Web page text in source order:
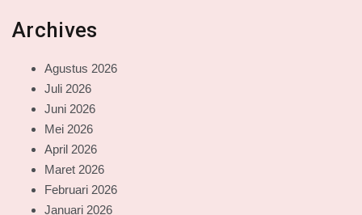
Archives
Agustus 2026
Juli 2026
Juni 2026
Mei 2026
April 2026
Maret 2026
Februari 2026
Januari 2026